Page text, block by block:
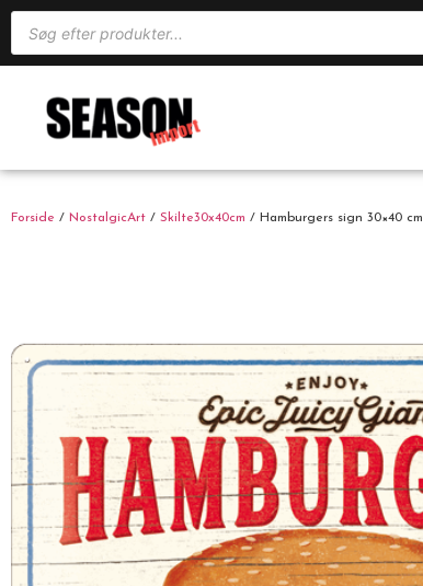
Forside / NostalgicArt / Skilte30x40cm / Hamburgers sign 30×40 cm